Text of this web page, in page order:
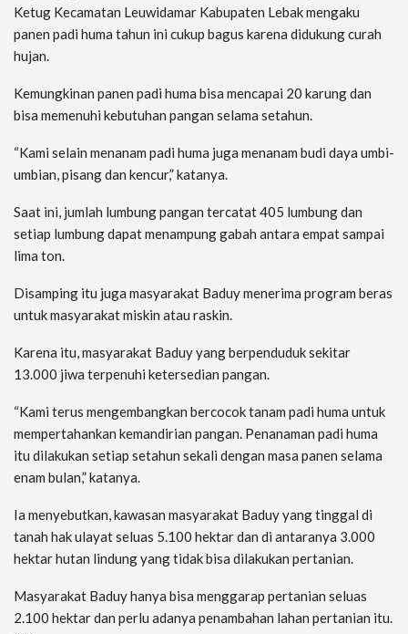
Ketug Kecamatan Leuwidamar Kabupaten Lebak mengaku
panen padi huma tahun ini cukup bagus karena didukung curah
hujan.
Kemungkinan panen padi huma bisa mencapai 20 karung dan
bisa memenuhi kebutuhan pangan selama setahun.
“Kami selain menanam padi huma juga menanam budi daya umbi-
umbian, pisang dan kencur,” katanya.
Saat ini, jumlah lumbung pangan tercatat 405 lumbung dan
setiap lumbung dapat menampung gabah antara empat sampai
lima ton.
Disamping itu juga masyarakat Baduy menerima program beras
untuk masyarakat miskin atau raskin.
Karena itu, masyarakat Baduy yang berpenduduk sekitar
13.000 jiwa terpenuhi ketersedian pangan.
“Kami terus mengembangkan bercocok tanam padi huma untuk
mempertahankan kemandirian pangan. Penanaman padi huma
itu dilakukan setiap setahun sekali dengan masa panen selama
enam bulan,” katanya.
Ia menyebutkan, kawasan masyarakat Baduy yang tinggal di
tanah hak ulayat seluas 5.100 hektar dan di antaranya 3.000
hektar hutan lindung yang tidak bisa dilakukan pertanian.
Masyarakat Baduy hanya bisa menggarap pertanian seluas
2.100 hektar dan perlu adanya penambahan lahan pertanian itu.